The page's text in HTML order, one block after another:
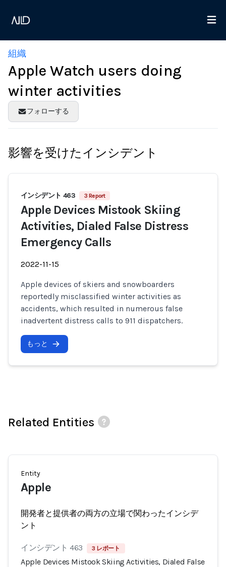
組織
Apple Watch users doing
winter activities
フォローする
影響を受けたインシデント
インシデント 463 3 Report
Apple Devices Mistook Skiing
Activities, Dialed False Distress
Emergency Calls
2022-11-15
Apple devices of skiers and snowboarders
reportedly misclassified winter activities as
accidents, which resulted in numerous false
inadvertent distress calls to 911 dispatchers.
もっと
Related Entities
Entity
Apple
開発者と提供者の両方の立場で関わったインシデ
ント
インシデント 463 3 レポート
Apple Devices Mistook Skiing Activities, Dialed False